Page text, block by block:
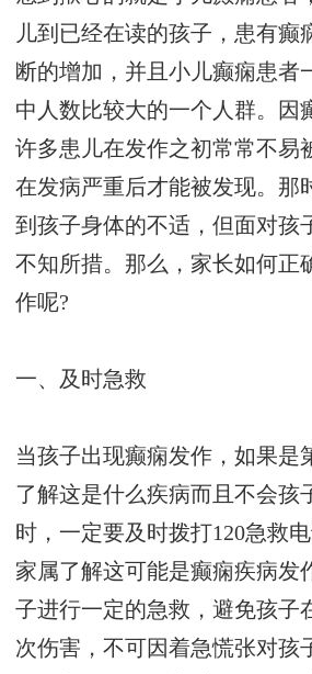
儿到已经在读的孩子，患有癫
断的增加，并且小儿癫痫患者
中人数比较大的一个人群。因
许多患儿在发作之初常常不易
在发病严重后才能被发现。那
到孩子身体的不适，但面对孩
不知所措。那么，家长如何正
作呢?
一、及时急救
当孩子出现癫痫发作，如果是
了解这是什么疾病而且不会孩
时，一定要及时拨打120急救
家属了解这可能是癫痫疾病发
子进行一定的急救，避免孩子
次伤害，不可因着急慌张对孩